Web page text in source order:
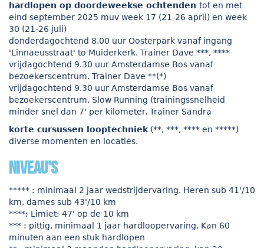
hardlopen op doordeweekse ochtenden tot en met
eind september 2025 muv week 17 (21-26 april) en week
30 (21-26 juli)
donderdagochtend 8.00 uur Oosterpark vanaf ingang
'Linnaeusstraat' to Muiderkerk. Trainer Dave ***, ****
vrijdagochtend 9.30 uur Amsterdamse Bos vanaf
bezoekerscentrum. Trainer Dave **(*)
vrijdagochtend 9.30 uur Amsterdamse Bos vanaf
bezoekerscentrum. Slow Running (trainingssnelheid
minder snel dan 7' per kilometer. Trainer Sandra
korte cursussen looptechniek (**, ***, **** en *****)
diverse momenten en locaties.
niveau's
***** : minimaal 2 jaar wedstrijdervaring. Heren sub 41'/10
km, dames sub 43'/10 km
****: Limiet: 47' op de 10 km
*** : pittig, minimaal 1 jaar hardloopervaring. Kan 60
minuten aan een stuk hardlopen